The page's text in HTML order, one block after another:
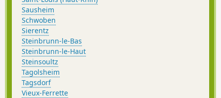
Sausheim
Schwoben
Sierentz
Steinbrunn-le-Bas
Steinbrunn-le-Haut
Steinsoultz
Tagolsheim
Tagsdorf
Vieux-Ferrette